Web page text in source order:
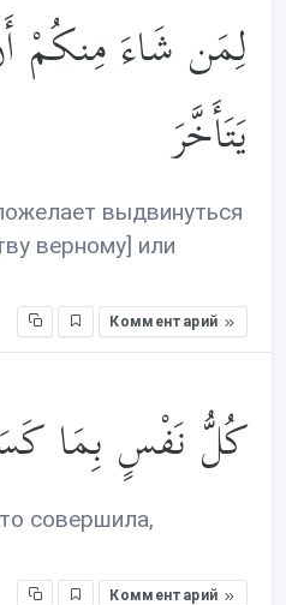
لِمَن شَاءَ مِنكُمْ
يَتَأَخَّرَ
выдвинуться
верному] или
Комментарий
كُلُّ نَفْسٍ بِمَا
совершила,
Комментарий